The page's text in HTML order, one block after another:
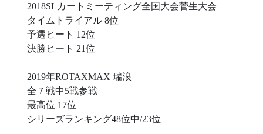
2018SLカートミーティング全国大会菅生大会
タイムトライアル 8位
予選ヒート 12位
決勝ヒート 21位
2019年ROTAXMAX 瑞浪
全７戦中5戦参戦
最高位 17位
シリーズランキング48位中/23位